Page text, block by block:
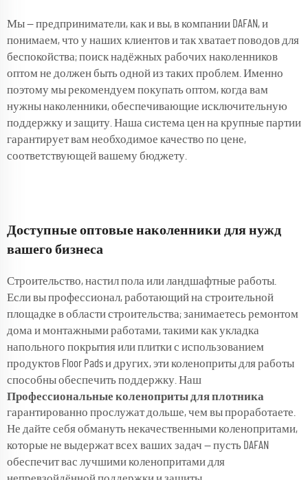
Мы — предприниматели, как и вы, в компании DAFAN, и
понимаем, что у наших клиентов и так хватает поводов для
беспокойства; поиск надёжных рабочих наколенников
оптом не должен быть одной из таких проблем. Именно
поэтому мы рекомендуем покупать оптом, когда вам
нужны наколенники, обеспечивающие исключительную
поддержку и защиту. Наша система цен на крупные партии
гарантирует вам необходимое качество по цене,
соответствующей вашему бюджету.
Доступные оптовые наколенники для нужд
вашего бизнеса
Строительство, настил пола или ландшафтные работы.
Если вы профессионал, работающий на строительной
площадке в области строительства; занимаетесь ремонтом
дома и монтажными работами, такими как укладка
напольного покрытия или плитки с использованием
продуктов Floor Pads и других, эти коленоприты для работы
способны обеспечить поддержку. Наш
Профессиональные коленоприты для плотника
гарантированно прослужат дольше, чем вы проработаете.
Не дайте себя обмануть некачественными коленопритами,
которые не выдержат всех ваших задач — пусть DAFAN
обеспечит вас лучшими коленопритами для